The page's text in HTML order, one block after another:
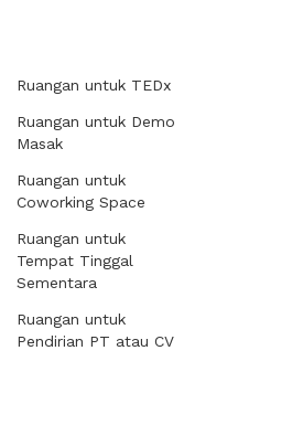
Ruangan untuk TEDx
Ruangan untuk Demo
Masak
Ruangan untuk
Coworking Space
Ruangan untuk
Tempat Tinggal
Sementara
Ruangan untuk
Pendirian PT atau CV